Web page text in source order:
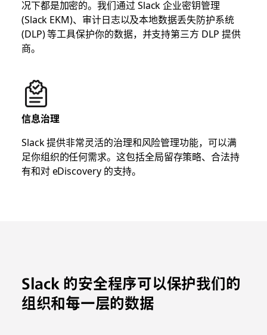
况下都是加密的。我们通过 Slack 企业密钥管理
(Slack EKM)、审计日志以及本地数据丢失防护系统
(DLP) 等工具保护你的数据，并支持第三方 DLP 提供
商。
信息治理
Slack 提供非常灵活的治理和风险管理功能，可以满
足你组织的任何需求。这包括全局留存策略、合法持
有和对 eDiscovery 的支持。
Slack 的安全程序可以保护我们的
组织和每一层的数据